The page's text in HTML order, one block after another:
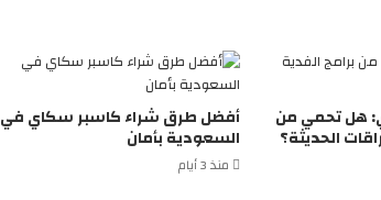
هل تحمي من
الحديثة؟
أفضل طرق شراء كاسبر سكاي في
السعودية بأمان
منذ 3 أيام